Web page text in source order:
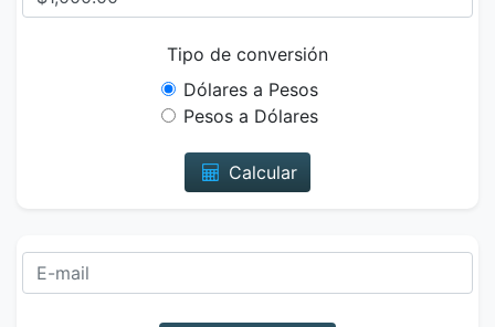
Tipo de conversión
Dólares a Pesos
Pesos a Dólares
Calcular